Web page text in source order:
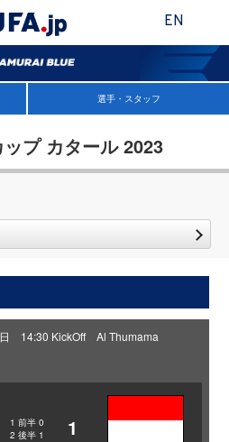
EN
選手・スタッフ
プ カタール 2023
14:30 KickOff Al Thumama
1 前半 0
2 後半 1 1